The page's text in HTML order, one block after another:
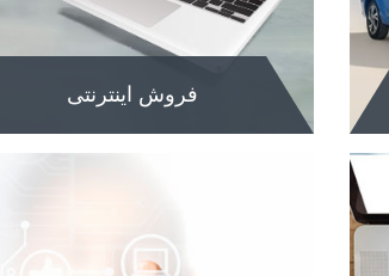
فروش اینترنتی
فروش اینترنتی